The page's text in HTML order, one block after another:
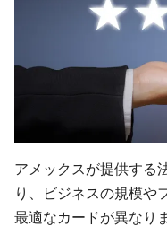
アメックスが提供する
り、ビジネスの規模や
最適なカードが異なり